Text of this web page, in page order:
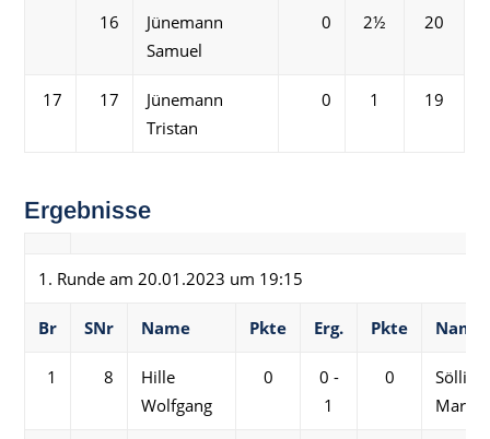
16
Jünemann
Samuel
0 2½ 20
17 17
Jünemann
Tristan
0 1 19
Ergebnisse
1. Runde am 20.01.2023 um 19:15
Br SNr Name Pkte Erg. Pkte Name
1 8
Hille
Wolfgang
0
0 -
1
0
Söllig
Martin